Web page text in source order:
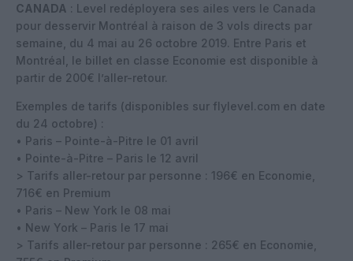
CANADA : Level redéployera ses ailes vers le Canada
pour desservir Montréal à raison de 3 vols directs par
semaine, du 4 mai au 26 octobre 2019. Entre Paris et
Montréal, le billet en classe Economie est disponible à
partir de 200€ l’aller-retour.
Exemples de tarifs (disponibles sur flylevel.com en date
du 24 octobre) :
• Paris – Pointe-à-Pitre le 01 avril
• Pointe-à-Pitre – Paris le 12 avril
> Tarifs aller-retour par personne : 196€ en Economie,
716€ en Premium
• Paris – New York le 08 mai
• New York – Paris le 17 mai
> Tarifs aller-retour par personne : 265€ en Economie,